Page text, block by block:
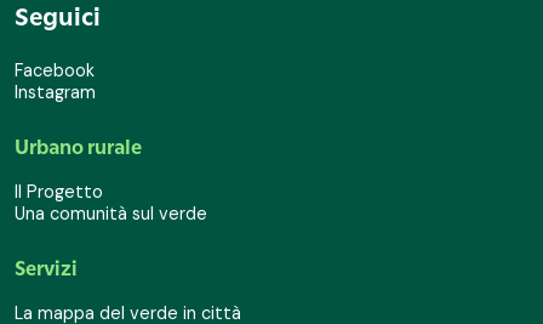
Seguici
Facebook
Instagram
Urbano rurale
Il Progetto
Una comunità sul verde
Servizi
La mappa del verde in città